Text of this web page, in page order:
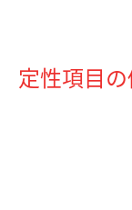
定性項目